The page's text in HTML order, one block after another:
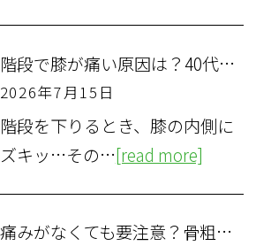
階段で膝が痛い原因は？40代女性が知るべき3つの疾患と対処法
2026年7月15日
階段を下りるとき、膝の内側に
ズキッ…その…[read more]
痛みがなくても要注意？骨粗しょう症を放置する骨折リスクと検査法